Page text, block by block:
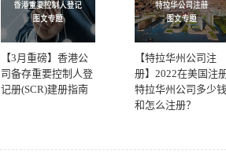
【3月重磅】香港公
司备存重要控制人登
记册(SCR)建册指南
【特拉华州公司注
册】2022在美国注
特拉华州公司多少钱
和怎么注册？